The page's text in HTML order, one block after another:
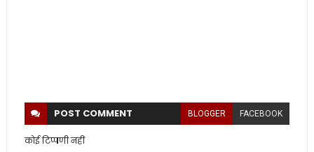
POST COMMENT BLOGGER FACEBOOK
कोई टिप्पणी नहीं